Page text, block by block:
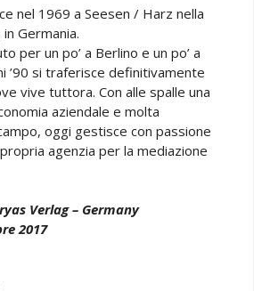
nel 1969 a Seesen / Harz nella
Germania.
per un po’ a Berlino e un po’ a
’90 si traferisce definitivamente
vive tuttora. Con alle spalle una
aziendale e molta
oggi gestisce con passione
agenzia per la mediazione
Verlag – Germany
2017